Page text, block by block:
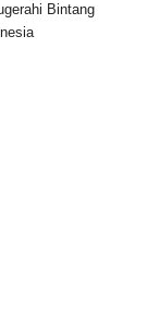
Bintang